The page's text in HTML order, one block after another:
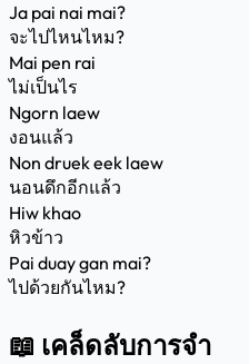
Ja pai nai mai?
จะไปไหนไหม?
Mai pen rai
ไม่เป็นไร
Ngorn laew
งอนแล้ว
Non druek eek laew
นอนดึกอีกแล้ว
Hiw khao
หิวข้าว
Pai duay gan mai?
ไปด้วยกันไหม?
📖 เคล็ดลับการจำ